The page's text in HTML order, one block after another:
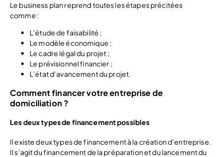
Le business plan reprend toutes les étapes précitées
comme :
L’étude de faisabilité ;
Le modèle économique ;
Le cadre légal du projet ;
Le prévisionnel financier ;
L’état d’avancement du projet.
Comment financer votre entreprise de
domiciliation ?
Les deux types de financement possibles
Il existe deux types de financement à la création d’entreprise.
Il s’agit du financement de la préparation et du lancement du